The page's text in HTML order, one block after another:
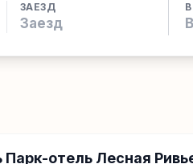
ЗАЕЗД
отель Лесная